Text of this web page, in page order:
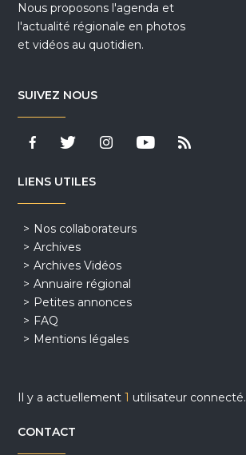
Nous proposons l'agenda et
l'actualité régionale en photos
et vidéos au quotidien.
SUIVEZ NOUS
LIENS UTILES
Nos collaborateurs
Archives
Archives Vidéos
Annuaire régional
Petites annonces
FAQ
Mentions légales
Il y a actuellement1 utilisateur connecté.
CONTACT